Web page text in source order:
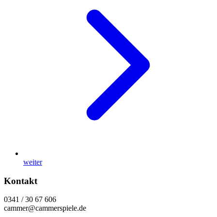
weiter
Kontakt
0341 / 30 67 606
cammer@cammerspiele.de